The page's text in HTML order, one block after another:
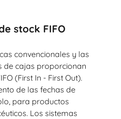
stock FIFO
convencionales y las
de cajas proporcionan
(First In - First Out).
de las fechas de
para productos
Los sistemas